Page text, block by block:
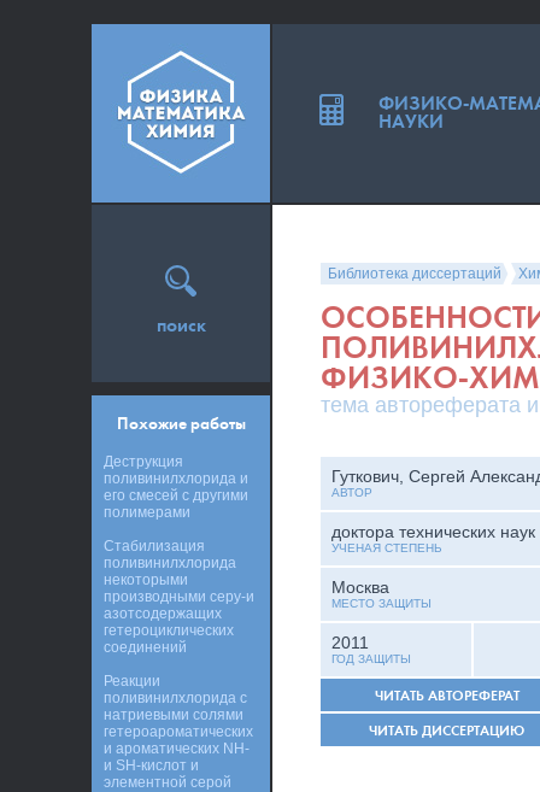
Библиотека диссертаций
ФИЗИКО-
тема автореферата
Гуткович, Сергей
АВТОР
доктора технических наук
УЧЕНАЯ СТЕПЕНЬ
Москва
МЕСТО ЗАЩИТЫ
2011
ГОД ЗАЩИТЫ
ЧИТАТЬ АВТОРЕФЕРАТ
ЧИТАТЬ ДИССЕРТАЦИЮ
поиск
Похожие работы
Деструкция
поливинилхлорида и
его смесей с другими
полимерами
Стабилизация
поливинилхлорида
некоторыми
производными серу-и
азотсодержащих
гетероциклических
соединений
Реакции
поливинилхлорида с
натриевыми солями
гетероароматических
и ароматических NH-
и SH-кислот и
элементной серой
ФИЗИКО-
НАУКИ